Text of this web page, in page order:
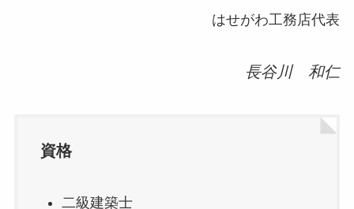
はせがわ工務店代表
長谷川 和仁
資格
二級建築士